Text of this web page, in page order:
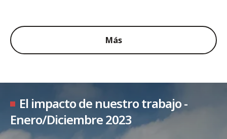
Más
El impacto de nuestro trabajo -
Enero/Diciembre 2023